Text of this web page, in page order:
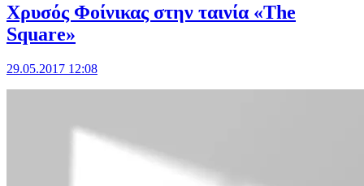
Χρυσός Φοίνικας στην ταινία «The
Square»
29.05.2017 12:08